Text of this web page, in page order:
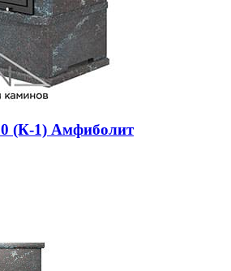
(К-1) Амфиболит